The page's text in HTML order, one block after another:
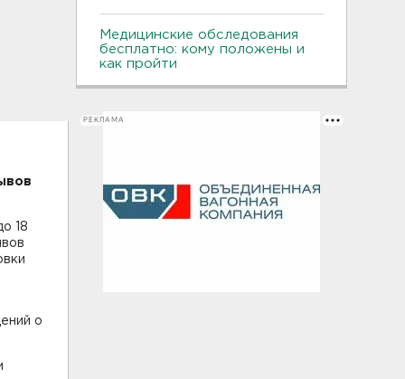
18
о
Медицинские обследования
бесплатно: кому положены и
как пройти
РЕКЛАМА